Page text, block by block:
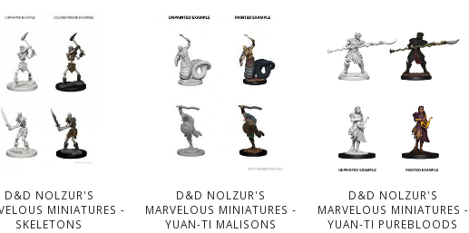
D&D NOLZUR'S
MINIATURES -
SKELETONS
D&D NOLZUR'S
MARVELOUS MINIATURES -
YUAN-TI MALISONS
D&D NOLZUR'S
MARVELOUS MINIATURES -
YUAN-TI PUREBLOODS